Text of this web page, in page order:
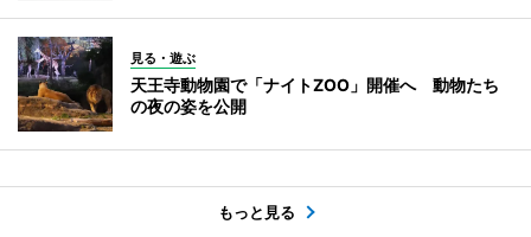
見る・遊ぶ
天王寺動物園で「ナイトZOO」開催へ 動物たち
の夜の姿を公開
もっと見る